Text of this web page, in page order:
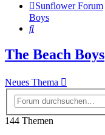
Sunflower Forum
Boys
Suche
The Beach Boys
Neues Thema
144 Themen